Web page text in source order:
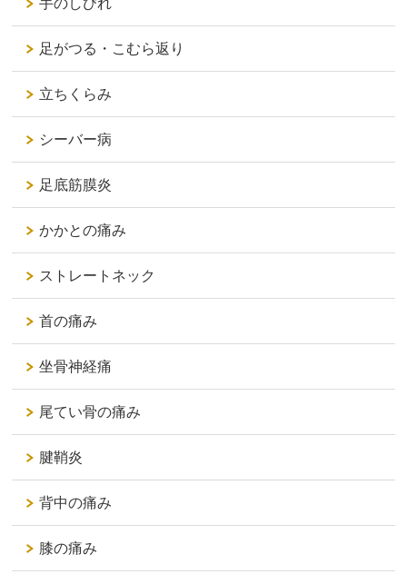
足がつる・こむら返り
立ちくらみ
シーバー病
足底筋膜炎
かかとの痛み
ストレートネック
首の痛み
坐骨神経痛
尾てい骨の痛み
腱鞘炎
背中の痛み
膝の痛み